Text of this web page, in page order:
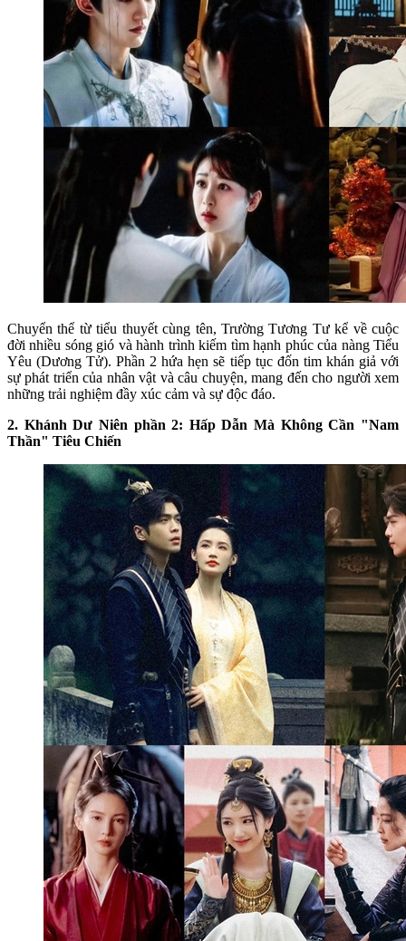
Chuyển thể từ tiểu thuyết cùng tên, Trường Tương Tư kể về cuộc
đời nhiều sóng gió và hành trình kiếm tìm hạnh phúc của nàng Tiểu
Yêu (Dương Tử). Phần 2 hứa hẹn sẽ tiếp tục đốn tim khán giả với
sự phát triển của nhân vật và câu chuyện, mang đến cho người xem
những trải nghiệm đầy xúc cảm và sự độc đáo.
2. Khánh Dư Niên phần 2: Hấp Dẫn Mà Không Cần "Nam
Thần" Tiêu Chiến